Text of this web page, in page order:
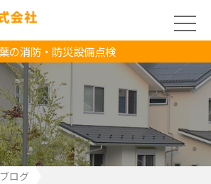
の消防・防災設備点検
ログ